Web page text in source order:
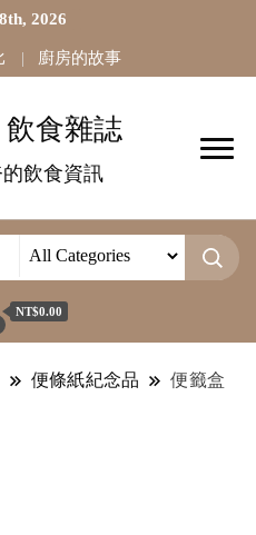
2026
廚房的故事
食雜誌
飲食資訊
NT$0.00
便條紙紀念品 便籤盒